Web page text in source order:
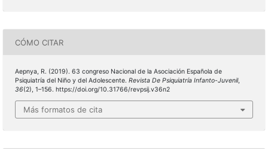
CÓMO CITAR
Aepnya, R. (2019). 63 congreso Nacional de la Asociación Española de
Psiquiatría del Niño y del Adolescente. Revista De Psiquiatría Infanto-Juvenil,
36(2), 1–156. https://doi.org/10.31766/revpsij.v36n2
Más formatos de cita